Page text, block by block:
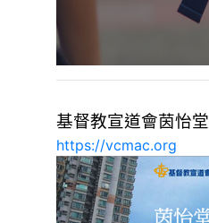
基督教宣道會茵怡堂
https://vcmac.org